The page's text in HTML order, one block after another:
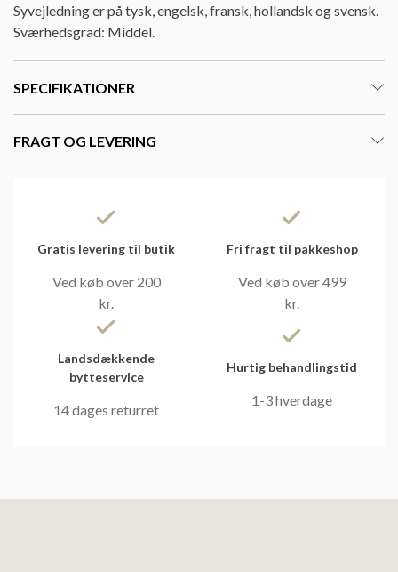
Syvejledning er på tysk, engelsk, fransk, hollandsk og svensk.
Sværhedsgrad: Middel.
SPECIFIKATIONER
FRAGT OG LEVERING
Gratis levering til butik
Ved køb over 200
kr.
Fri fragt til pakkeshop
Ved køb over 499
kr.
Landsdækkende
bytteservice
14 dages returret
Hurtig behandlingstid
1-3 hverdage